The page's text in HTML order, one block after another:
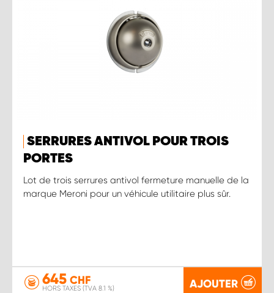
SERRURES ANTIVOL POUR TROIS
PORTES
Lot de trois serrures antivol fermeture manuelle de la
marque Meroni pour un véhicule utilitaire plus sûr.
645 CHF
HORS TAXES (TVA 8.1 %) AJOUTER